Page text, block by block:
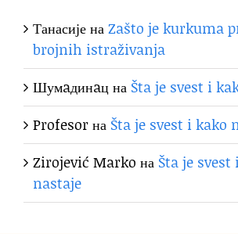
ТанасијенаZašto je kurkuma
brojnih istraživanja
Шумaдинaцна Šta je svest i
Profesorна Šta je svest i kako
Zirojević Marko на Šta je svest
nastaje